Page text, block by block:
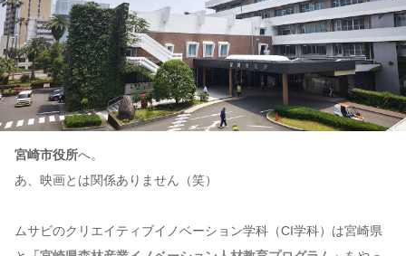
宮崎市役所へ。
あ、映画とは関係ありません（笑）
ムサビのクリエイティブイノベーション学科（CI学科）は宮崎県